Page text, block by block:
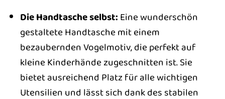
Die Handtasche selbst: Eine wunderschön
gestaltete Handtasche mit einem
bezaubernden Vogelmotiv, die perfekt auf
kleine Kinderhände zugeschnitten ist. Sie
bietet ausreichend Platz für alle wichtigen
Utensilien und lässt sich dank des stabilen